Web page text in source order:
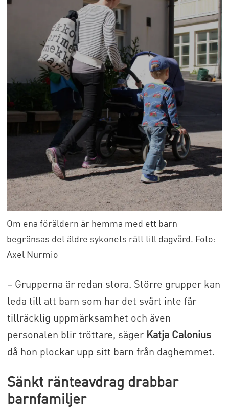
Om ena föräldern är hemma med ett barn
begränsas det äldre sykonets rätt till dagvård. Foto:
Axel Nurmio
– Grupperna är redan stora. Större grupper kan
leda till att barn som har det svårt inte får
tillräcklig uppmärksamhet och även
personalen blir tröttare, säger Katja Calonius
då hon plockar upp sitt barn från daghemmet.
Sänkt ränteavdrag drabbar
barnfamiljer